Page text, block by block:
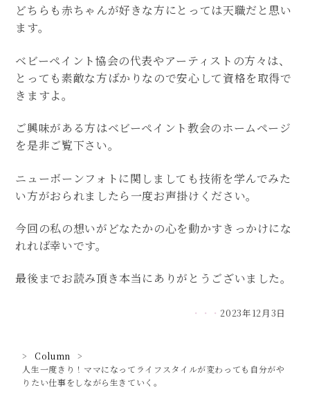
どちらも赤ちゃんが好きな方にとっては天職だと思い
ます。
ベビーペイント協会の代表やアーティストの方々は、
とっても素敵な方ばかりなので安心して資格を取得で
きますよ。
ご興味がある方はベビーペイント教会のホームページ
を是非ご覧下さい。
ニューボーンフォトに関しましても技術を学んでみた
い方がおられましたら一度お声掛けください。
今回の私の想いがどなたかの心を動かすきっかけにな
れれば幸いです。
最後までお読み頂き本当にありがとうございました。
2023年12月3日
> Column
>
人生一度きり！ママになってライフスタイルが変わっても自分がや
りたい仕事をしながら生きていく。